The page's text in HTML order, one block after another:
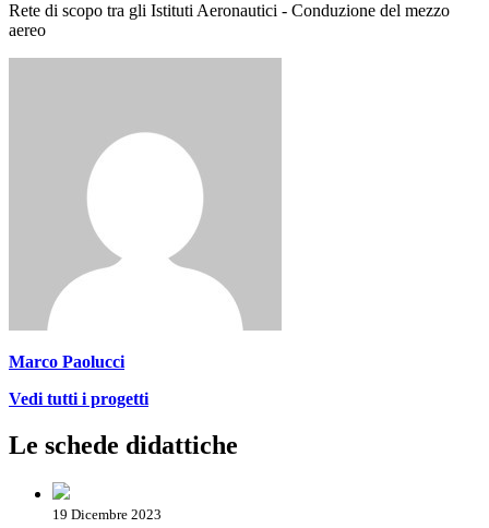
Rete di scopo tra gli Istituti Aeronautici - Conduzione del mezzo
aereo
Marco Paolucci
Vedi tutti i progetti
Le schede didattiche
19 Dicembre 2023